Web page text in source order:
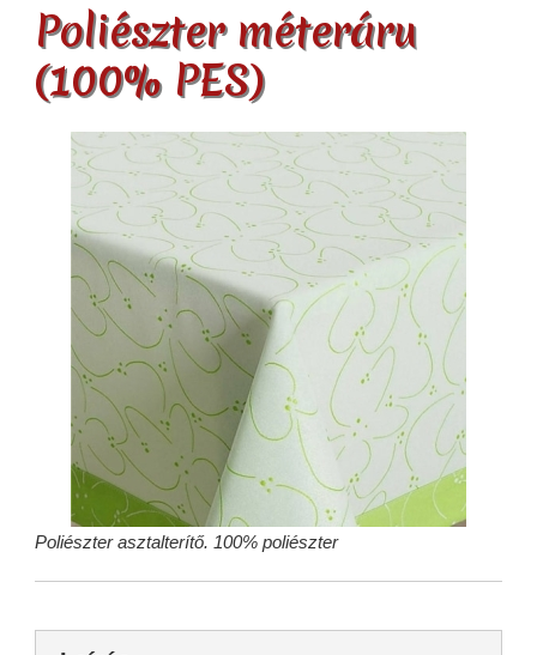
Poliészter méteráru
(100% PES)
Poliészter asztalterítő. 100% poliészter